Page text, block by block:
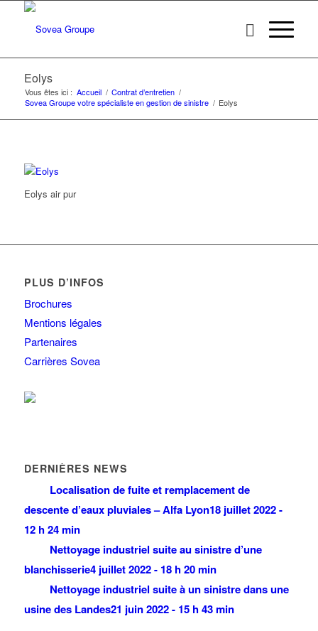
Eolys
Vous êtes ici : Accueil / Contrat d’entretien /
Sovea Groupe votre spécialiste en gestion de sinistre / Eolys
Eolys air pur
PLUS D’INFOS
Brochures
Mentions légales
Partenaires
Carrières Sovea
DERNIÈRES NEWS
Localisation de fuite et remplacement de
descente d’eaux pluviales – Alfa Lyon18 juillet 2022 -
12 h 24 min
Nettoyage industriel suite au sinistre d’une
blanchisserie4 juillet 2022 - 18 h 20 min
Nettoyage industriel suite à un sinistre dans une
usine des Landes21 juin 2022 - 15 h 43 min